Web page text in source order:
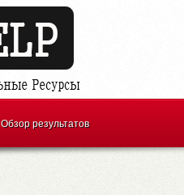
Обзор результатов